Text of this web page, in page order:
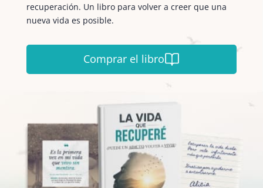
recuperación. Un libro para volver a creer que una
nueva vida es posible.
Comprar el libro